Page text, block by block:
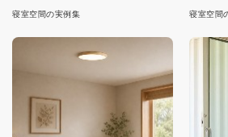
ライト
寝室空間の実例集 寝室空間